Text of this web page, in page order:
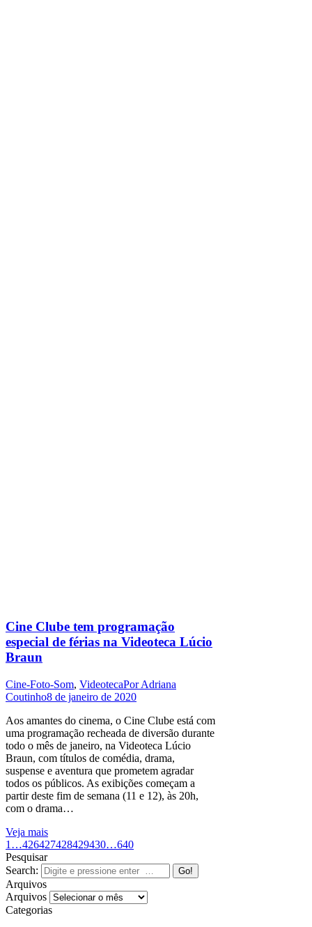
Cine Clube tem programação
especial de férias na Videoteca Lúcio
Braun
Cine-Foto-Som, VideotecaPorAdriana
Coutinho8 de janeiro de 2020
Aos amantes do cinema, o Cine Clube está com
uma programação recheada de diversão durante
todo o mês de janeiro, na Videoteca Lúcio
Braun, com títulos de comédia, drama,
suspense e aventura que prometem agradar
todos os públicos. As exibições começam a
partir deste fim de semana (11 e 12), às 20h,
com o drama…
Veja mais
1 …426427428429430…640
Pesquisar
Search:
Arquivos
Arquivos
Categorias